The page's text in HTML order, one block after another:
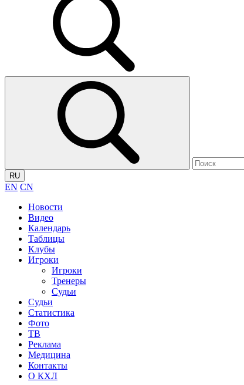
RU
EN CN
Новости
Видео
Календарь
Таблицы
Клубы
Игроки
Игроки
Тренеры
Судьи
Судьи
Статистика
Фото
ТВ
Реклама
Медицина
Контакты
О КХЛ